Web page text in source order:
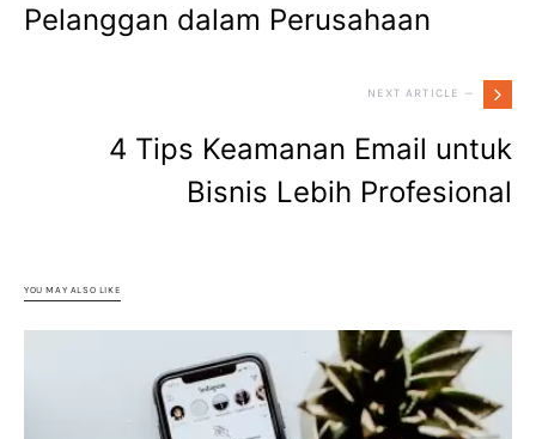
Pelanggan dalam Perusahaan
NEXT ARTICLE —
4 Tips Keamanan Email untuk
Bisnis Lebih Profesional
YOU MAY ALSO LIKE